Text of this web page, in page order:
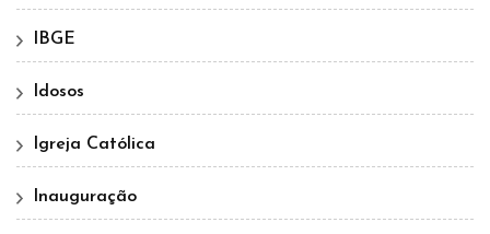
IBGE
Idosos
Igreja Católica
Inauguração